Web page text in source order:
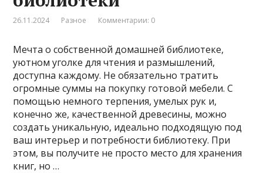
26.11.2024 Разное Комментарии: 0
Мечта о собственной домашней библиотеке,
уютном уголке для чтения и размышлений,
доступна каждому. Не обязательно тратить
огромные суммы на покупку готовой мебели. С
помощью немного терпения, умелых рук и,
конечно же, качественной древесины, можно
создать уникальную, идеально подходящую под
ваш интерьер и потребности библиотеку. При
этом, вы получите не просто место для хранения
книг, но …